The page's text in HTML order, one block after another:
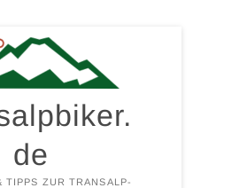
de
TIPPS ZUR TRANSALP-